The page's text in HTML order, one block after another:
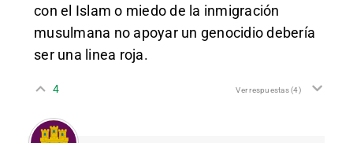
con el Islam o miedo de la inmigración
musulmana no apoyar un genocidio debería
ser una linea roja.
4 Ver respuestas(4)